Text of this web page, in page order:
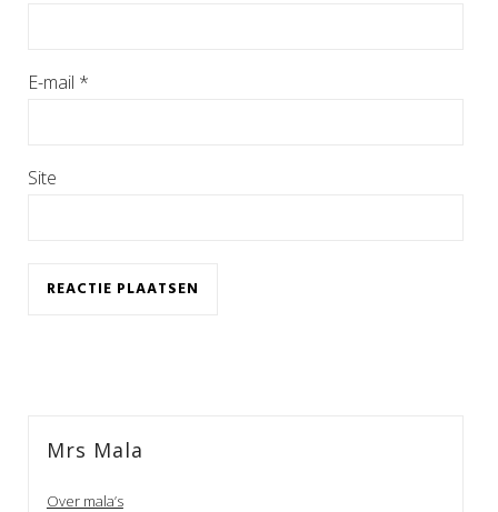
E-mail *
Site
Mrs Mala
Over mala’s